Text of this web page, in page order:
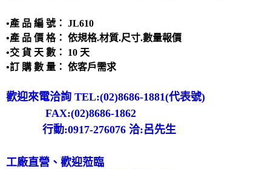
耐酸鹼、防腐蝕設備、槽體、製品結構工程
•產 品 編 號： JL610
•產 品 價 格： 依規格.材質.尺寸.數量報價
•交 貨 天 數： 10 天
•訂 購 數 量： 依客戶需求
歡迎來電洽詢 TEL:(02)8686-1881(代表號)
FAX:(02)8686-1862
行動:0917-276076 洽:呂先生
工廠直營、歡迎蒞臨